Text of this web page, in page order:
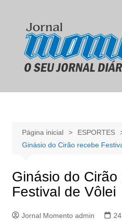
conteúdo
Página inicial
ESPORTES
Ginásio do Cirão recebe
Ginásio do Cirão
Festival de Vôlei
Jornal Momento admin